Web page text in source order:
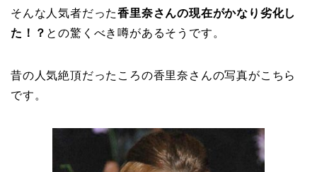
そんな人気者だった香里奈さんの現在がかなり劣化し
た！？ との驚くべき噂があるそうです。
昔の人気絶頂だったころの香里奈さんの写真がこちら
です。